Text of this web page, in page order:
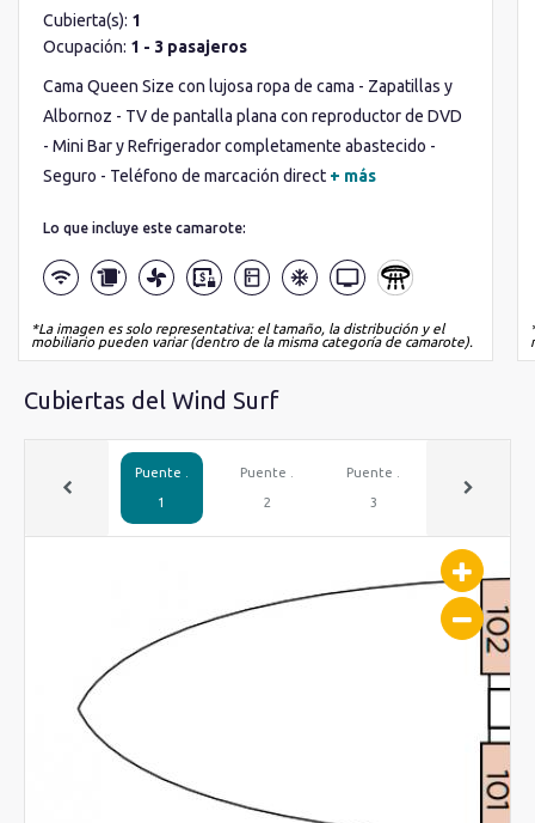
Cubierta(s): 1
Ocupación: 1 - 3 pasajeros
Cama Queen Size con lujosa ropa de cama - Zapatillas y
Albornoz - TV de pantalla plana con reproductor de DVD
- Mini Bar y Refrigerador completamente abastecido -
Seguro - Teléfono de marcación direct + más
Lo que incluye este camarote:
*La imagen es solo representativa: el tamaño, la distribución y el
mobiliario pueden variar (dentro de la misma categoría de camarote).
Cubiertas del Wind Surf
Puente .
1
Puente .
2
Puente .
3